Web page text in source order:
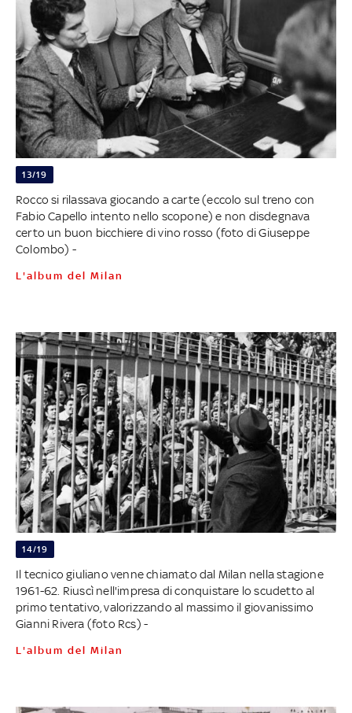
13/19
Rocco si rilassava giocando a carte (eccolo sul treno con
Fabio Capello intento nello scopone) e non disdegnava
certo un buon bicchiere di vino rosso (foto di Giuseppe
Colombo) -
L'album del Milan
14/19
Il tecnico giuliano venne chiamato dal Milan nella stagione
1961-62. Riuscì nell'impresa di conquistare lo scudetto al
primo tentativo, valorizzando al massimo il giovanissimo
Gianni Rivera (foto Rcs) -
L'album del Milan